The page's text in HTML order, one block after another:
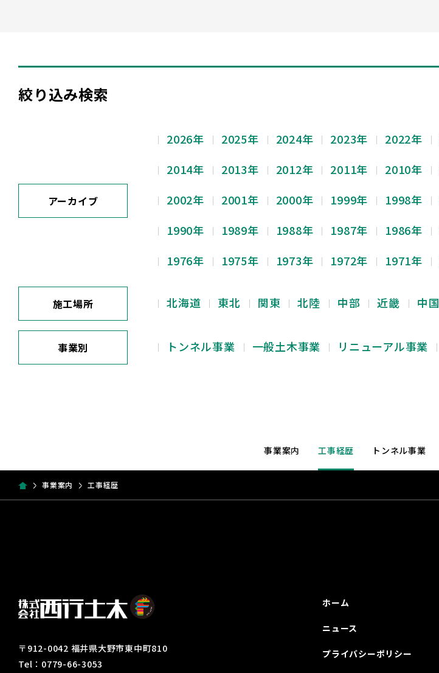
絞り込み検索
アーカイブ
2026年 2025年 2024年 2023年 2022年
2014年
2013年 2012年 2011年 2010年
2002年
2001年 2000年 1999年 1998年
1990年
1989年 1988年 1987年 1986年
1976年
1975年 1973年 1972年 1971年
施工場所 北海道 東北 関東 北陸 中部 近畿 中国
事業別 トンネル事業 一般土木事業 リニューアル事業
事業案内 工事経歴 トンネル事業
事業案内 工事経歴
〒912-0042 福井県大野市東中町810
Tel：0779-66-3053
ホーム
ニュース
プライバシーポリシー